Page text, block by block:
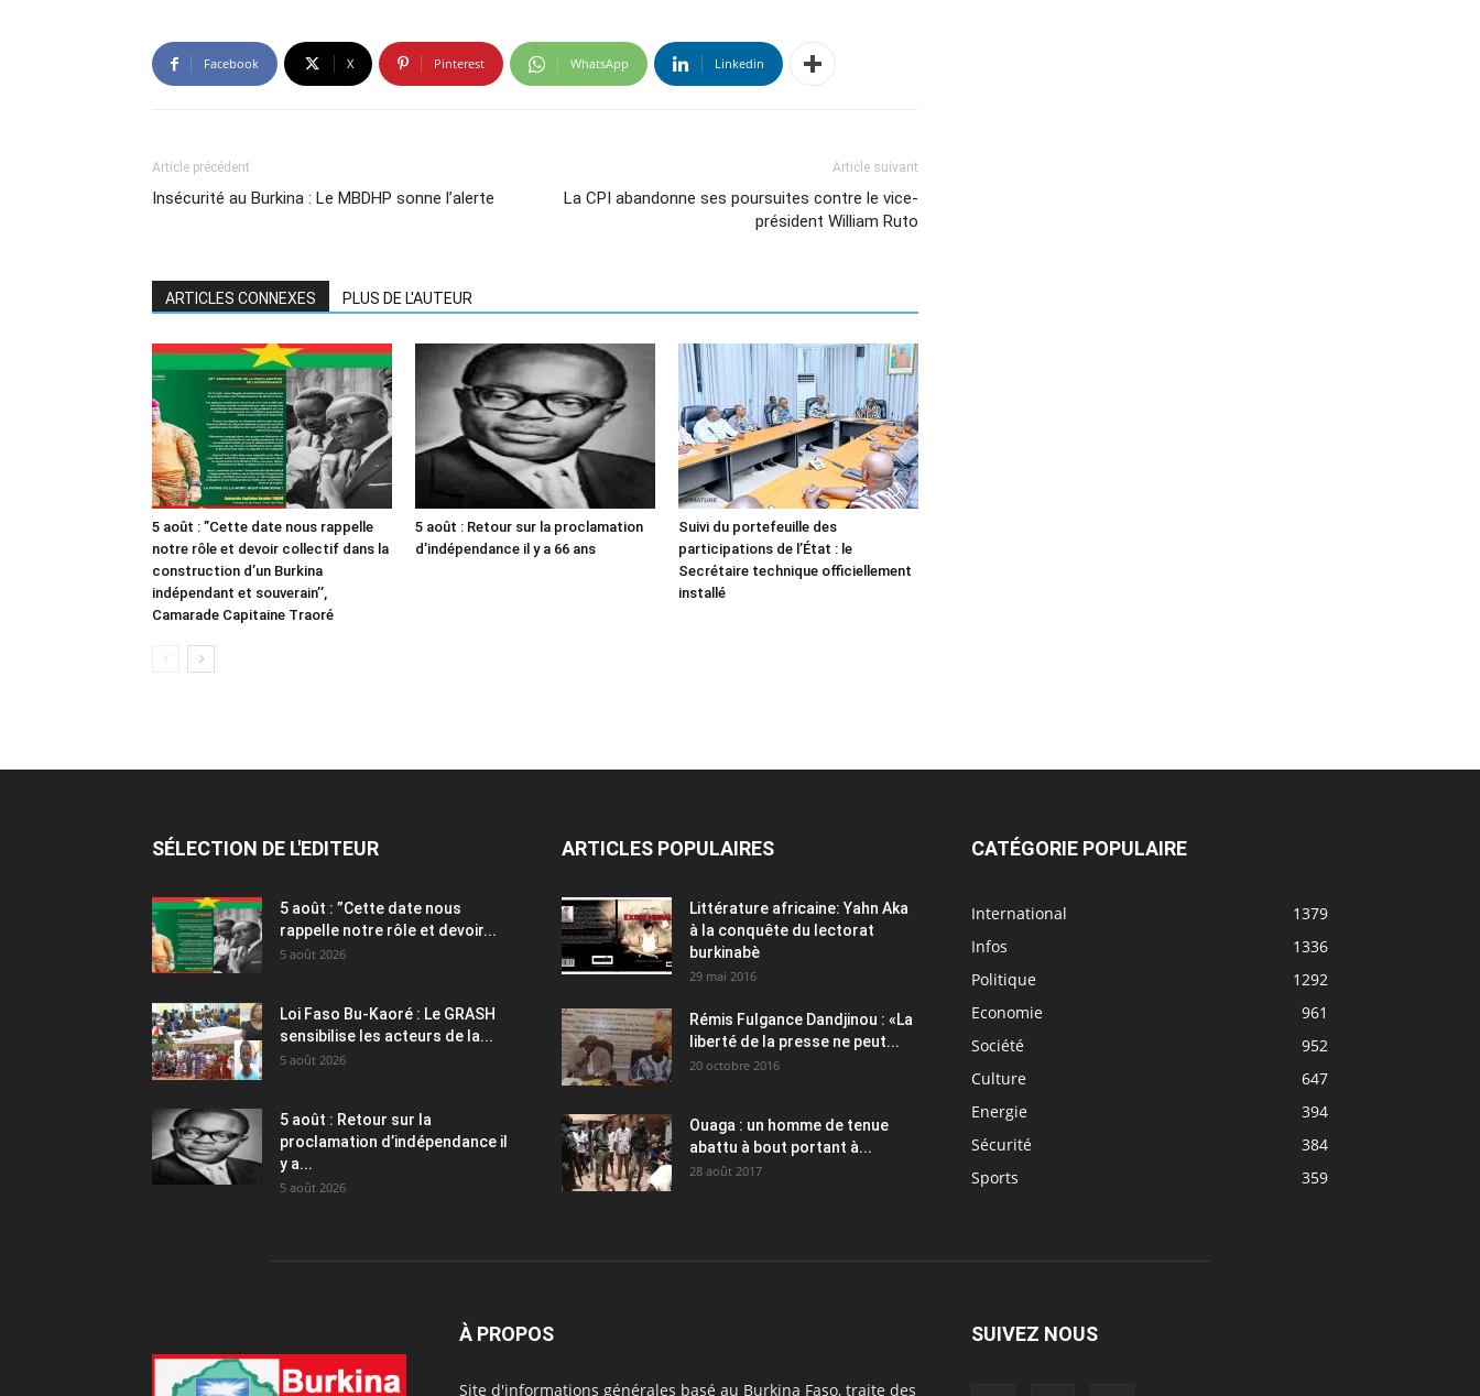
Facebook X Pinterest WhatsApp Linkedin
Article précédent
Insécurité au Burkina : Le MBDHP sonne l’alerte
Article suivant
La CPI abandonne ses poursuites contre le vice-
président William Ruto
ARTICLES CONNEXES PLUS DE L'AUTEUR
5 août : ”Cette date nous rappelle
notre rôle et devoir collectif dans la
construction d’un Burkina
indépendant et souverain’’,
Camarade Capitaine Traoré
5 août : Retour sur la proclamation
d’indépendance il y a 66 ans
Suivi du portefeuille des
participations de l’État : le
Secrétaire technique officiellement
installé
SÉLECTION DE L'EDITEUR
5 août : ”Cette date nous
rappelle notre rôle et devoir...
5 août 2026
Loi Faso Bu-Kaoré : Le GRASH
sensibilise les acteurs de la...
5 août 2026
5 août : Retour sur la
proclamation d’indépendance il
y a...
5 août 2026
ARTICLES POPULAIRES
Littérature africaine: Yahn Aka
à la conquête du lectorat
burkinabè
29 mai 2016
Rémis Fulgance Dandjinou : «La
liberté de la presse ne peut...
20 octobre 2016
Ouaga : un homme de tenue
abattu à bout portant à...
28 août 2017
CATÉGORIE POPULAIRE
International
1379
Infos
1336
Politique
1292
Economie
961
Société
952
Culture
647
Energie
394
Sécurité
384
Sports
359
À PROPOS
Site d'informations générales basé au Burkina Faso, traite des
SUIVEZ NOUS